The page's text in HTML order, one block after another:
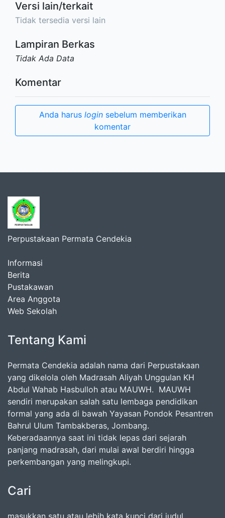
Versi lain/terkait
Tidak tersedia versi lain
Lampiran Berkas
Tidak Ada Data
Komentar
Anda harus loginsebelum memberikan
komentar
Perpustakaan Permata Cendekia
Informasi
Berita
Pustakawan
Area Anggota
Web Sekolah
Tentang Kami
Permata Cendekia adalah nama dari Perpustakaan
yang dikelola oleh Madrasah Aliyah Unggulan KH
Abdul Wahab Hasbulloh atau MAUWH. MAUWH
sendiri merupakan salah satu lembaga pendidikan
formal yang ada di bawah Yayasan Pondok Pesantren
Bahrul Ulum Tambakberas, Jombang.
Keberadaannya saat ini tidak lepas dari sejarah
panjang madrasah, dari mulai awal berdiri hingga
perkembangan yang melingkupi.
Cari
masukkan satu atau lebih kata kunci dari judul,